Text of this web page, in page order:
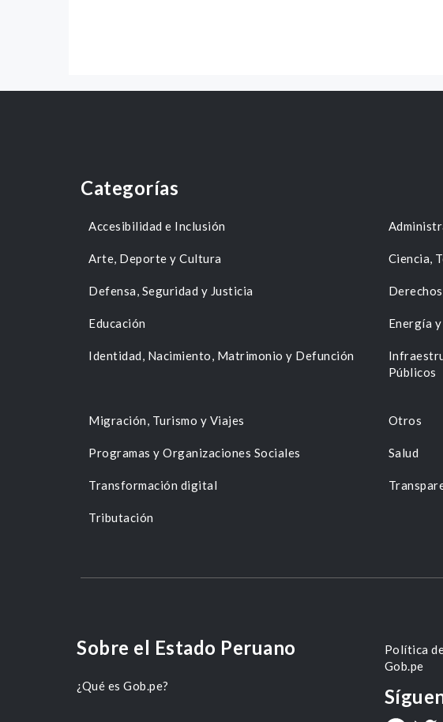
Categorías
Accesibilidad e Inclusión
Arte, Deporte y Cultura Ciencia,
Defensa, Seguridad y Justicia
Educación Energía
Identidad, Nacimiento, Matrimonio y Defunción
Públicos
Migración, Turismo y Viajes Otros
Programas y Organizaciones Sociales Salud
Transformación digital
Tributación
Sobre el Estado Peruano
¿Qué es Gob.pe?
Política
Gob.pe